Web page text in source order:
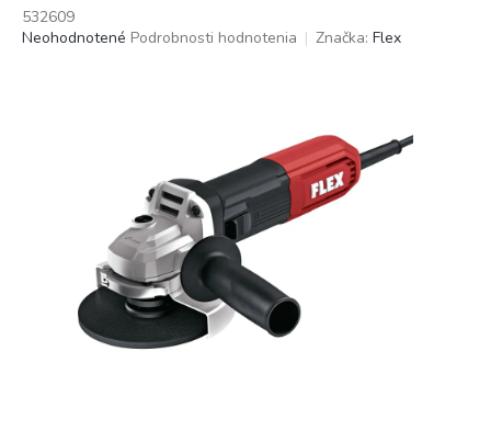
532609
Priemerné
Neohodnotené Podrobnosti hodnotenia Značka: Flex